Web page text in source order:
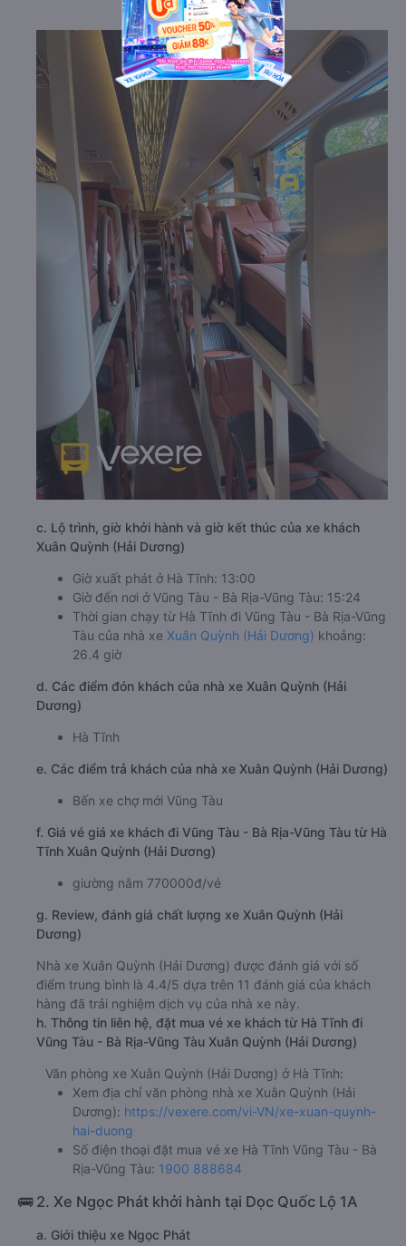
c. Lộ trình, giờ khởi hành và giờ kết thúc của xe khách
Xuân Quỳnh (Hải Dương)
Giờ xuất phát ở Hà Tĩnh: 13:00
Giờ đến nơi ở Vũng Tàu - Bà Rịa-Vũng Tàu: 15:24
Thời gian chạy từ Hà Tĩnh đi Vũng Tàu - Bà Rịa-Vũng
Tàu của nhà xe Xuân Quỳnh (Hải Dương) khoảng:
26.4 giờ
d. Các điểm đón khách của nhà xe Xuân Quỳnh (Hải
Dương)
Hà Tĩnh
e. Các điểm trả khách của nhà xe Xuân Quỳnh (Hải Dương)
Bến xe chợ mới Vũng Tàu
f. Giá vé giá xe khách đi Vũng Tàu - Bà Rịa-Vũng Tàu từ Hà
Tĩnh Xuân Quỳnh (Hải Dương)
giường nằm 770000đ/vé
g. Review, đánh giá chất lượng xe Xuân Quỳnh (Hải
Dương)
Nhà xe Xuân Quỳnh (Hải Dương) được đánh giá với số
điểm trung bình là 4.4/5 dựa trên 11 đánh giá của khách
hàng đã trải nghiệm dịch vụ của nhà xe này.
h. Thông tin liên hệ, đặt mua vé xe khách từ Hà Tĩnh đi
Vũng Tàu - Bà Rịa-Vũng Tàu Xuân Quỳnh (Hải Dương)
Văn phòng xe Xuân Quỳnh (Hải Dương) ở Hà Tĩnh:
Xem địa chỉ văn phòng nhà xe Xuân Quỳnh (Hải
Dương): https://vexere.com/vi-VN/xe-xuan-quynh-
hai-duong
Số điện thoại đặt mua vé xe Hà Tĩnh Vũng Tàu - Bà
Rịa-Vũng Tàu: 1900 888684
🚌 2. Xe Ngọc Phát khởi hành tại Dọc Quốc Lộ 1A
a. Giới thiệu xe Ngọc Phát